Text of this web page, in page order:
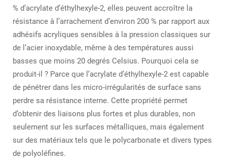
% d’acrylate d’éthylhexyle-2, elles peuvent accroître la
résistance à l’arrachement d’environ 200 % par rapport aux
adhésifs acryliques sensibles à la pression classiques sur
de l’acier inoxydable, même à des températures aussi
basses que moins 20 degrés Celsius. Pourquoi cela se
produit-il ? Parce que l’acrylate d’éthylhexyle-2 est capable
de pénétrer dans les micro-irrégularités de surface sans
perdre sa résistance interne. Cette propriété permet
d’obtenir des liaisons plus fortes et plus durables, non
seulement sur les surfaces métalliques, mais également
sur des matériaux tels que le polycarbonate et divers types
de polyoléfines.